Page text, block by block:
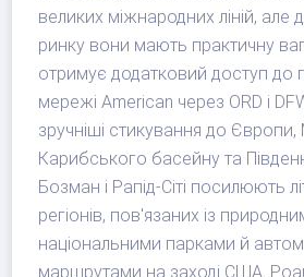
великих міжнародних ліній, але
ринку вони мають практичну
отримує додатковий доступ до
мережі American через ORD і
зручніші стикування до
Карибського басейну та
Бозман і Рапід-Сіті посилюють
регіонів, пов'язаних із
національними парками й
маршрутами на заході США.